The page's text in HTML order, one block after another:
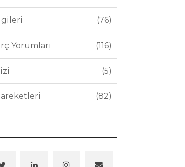
76
Yorumları 116
5
82